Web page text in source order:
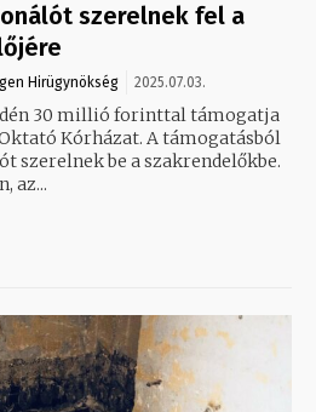
szerelnek fel a
Hirügynökség 2025.07.03.
30 millió forinttal támogatja
Kórházat. A támogatásból
szerelnek be a szakrendelőkbe.
az...